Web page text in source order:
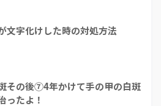
文字化けした時の対処方法
その後⑦4年かけて手の甲の白斑
ったよ！